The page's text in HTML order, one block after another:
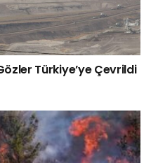
Türkiye’ye Çevrildi